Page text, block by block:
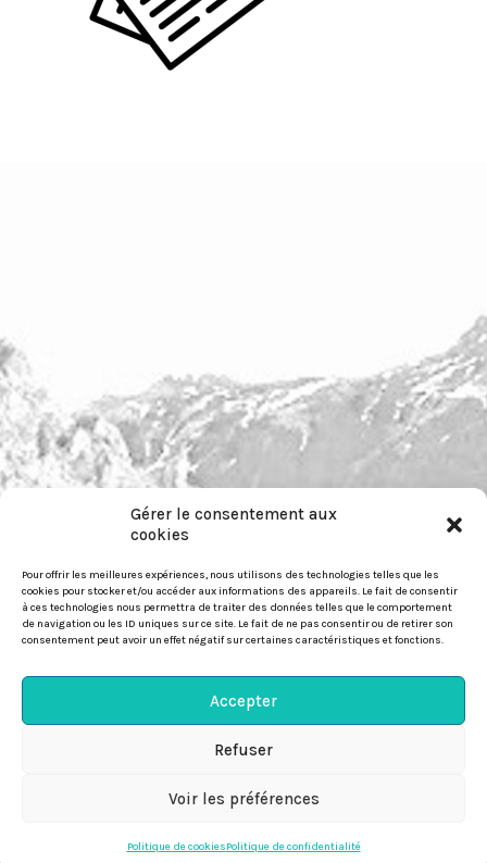
Gérer le consentement aux
cookies
Pour offrir les meilleures expériences, nous utilisons des technologies telles que les
cookies pour stocker et/ou accéder aux informations des appareils. Le fait de consentir
à ces technologies nous permettra de traiter des données telles que le comportement
de navigation ou les ID uniques sur ce site. Le fait de ne pas consentir ou de retirer son
consentement peut avoir un effet négatif sur certaines caractéristiques et fonctions.
Accepter
Refuser
Voir les préférences
Politique de cookiesPolitique de confidentialité
pour nous contacter :
https://festiwild.org/contact
© Festiwild 2026
Politique-de-confidentialité
Développé par :Denis Mauplot